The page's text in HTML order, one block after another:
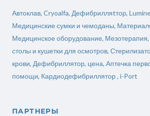
Автоклав, Cryoalfa, Дефибрилляtтор,
Медицинские сумки и чемоданы,
Медицинское оборудование, Мезотерапия,
столы и кушетки для осмотров,
крови, Дефибриллятор, цена, Аптечка
помощи, Кардиодефибриллятор , i-Port
ПАРТНЕРЫ